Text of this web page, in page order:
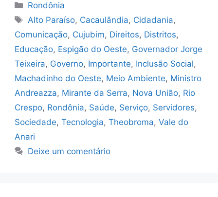
Categorias
Rondônia
Tags
Alto Paraíso, Cacaulândia, Cidadania,
Comunicação, Cujubim, Direitos, Distritos,
Educação, Espigão do Oeste, Governador Jorge
Teixeira, Governo, Importante, Inclusão Social,
Machadinho do Oeste, Meio Ambiente, Ministro
Andreazza, Mirante da Serra, Nova União, Rio
Crespo, Rondônia, Saúde, Serviço, Servidores,
Sociedade, Tecnologia, Theobroma, Vale do
Anari
Deixe um comentário